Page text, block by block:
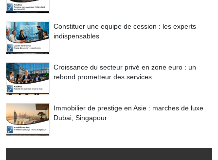
Constituer une equipe de cession : les experts
indispensables
Croissance du secteur privé en zone euro : un
rebond prometteur des services
Immobilier de prestige en Asie : marches de luxe
Dubai, Singapour